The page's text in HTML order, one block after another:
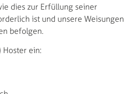
dies zur Erfüllung seiner
ist und unsere Weisungen
befolgen.
Hoster ein: